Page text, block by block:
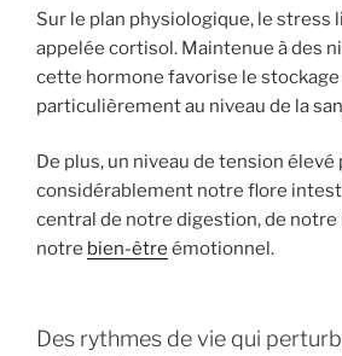
Sur le plan physiologique, le stress
appelée cortisol. Maintenue à des
cette hormone favorise le stockage
particulièrement au niveau de la
De plus, un niveau de tension
considérablement notre flore
central de notre digestion, de
notre bien-être émotionnel.
Des rythmes de vie qui